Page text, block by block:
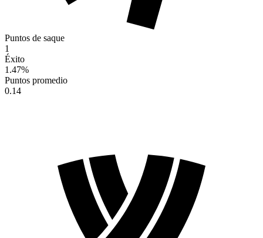
Puntos de saque
1
Éxito
1.47%
Puntos promedio
0.14